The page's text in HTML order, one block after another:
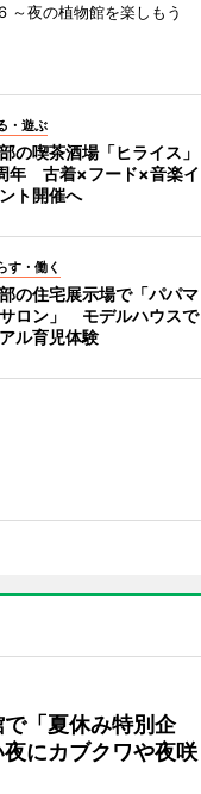
～夜の植物館を楽しもう
・遊ぶ
の喫茶酒場「ヒライス」
年 古着×フード×音楽イ
ト開催へ
す・働く
の住宅展示場で「パパマ
ロン」 モデルハウスで
ル育児体験
「夏休み特別企
にカブクワや夜咲